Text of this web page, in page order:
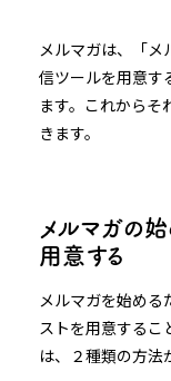
メルマガは、「メ
信ツールを用意す
ます。これからそ
きます。
メルマガの始
用意する
メルマガを始める
ストを用意するこ
は、２種類の方法